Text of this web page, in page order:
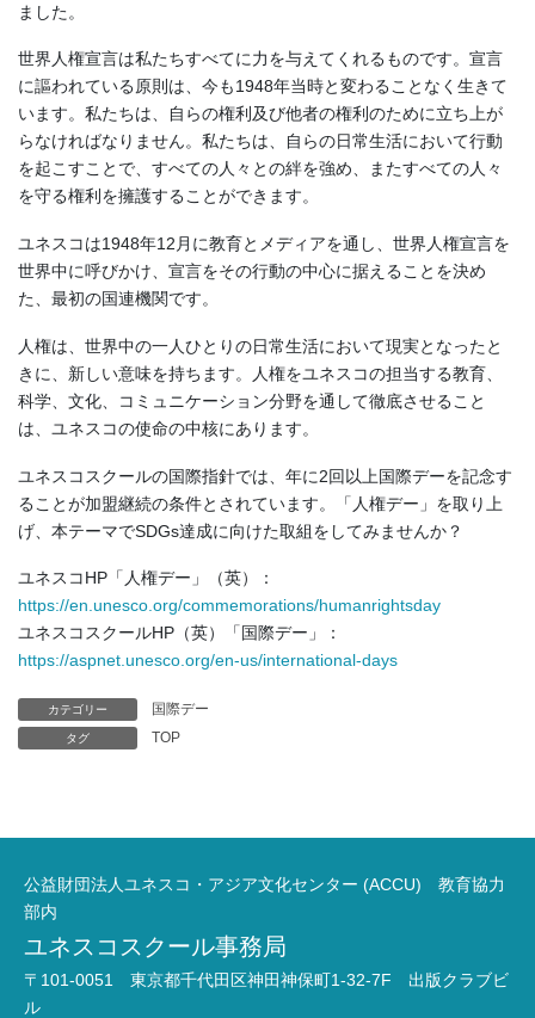
ました。
世界人権宣言は私たちすべてに力を与えてくれるものです。宣言
に謳われている原則は、今も1948年当時と変わることなく生きて
います。私たちは、自らの権利及び他者の権利のために立ち上が
らなければなりません。私たちは、自らの日常生活において行動
を起こすことで、すべての人々との絆を強め、またすべての人々
を守る権利を擁護することができます。
ユネスコは1948年12月に教育とメディアを通し、世界人権宣言を
世界中に呼びかけ、宣言をその行動の中心に据えることを決め
た、最初の国連機関です。
人権は、世界中の一人ひとりの日常生活において現実となったと
きに、新しい意味を持ちます。人権をユネスコの担当する教育、
科学、文化、コミュニケーション分野を通して徹底させること
は、ユネスコの使命の中核にあります。
ユネスコスクールの国際指針では、年に2回以上国際デーを記念す
ることが加盟継続の条件とされています。「人権デー」を取り上
げ、本テーマでSDGs達成に向けた取組をしてみませんか？
ユネスコHP「人権デー」（英）：
https://en.unesco.org/commemorations/humanrightsday
ユネスコスクールHP（英）「国際デー」：
https://aspnet.unesco.org/en-us/international-days
カテゴリー 国際デー
タグ TOP
公益財団法人ユネスコ・アジア文化センター (ACCU) 教育協力
部内
ユネスコスクール事務局
〒101-0051 東京都千代田区神田神保町1-32-7F 出版クラブビ
ル